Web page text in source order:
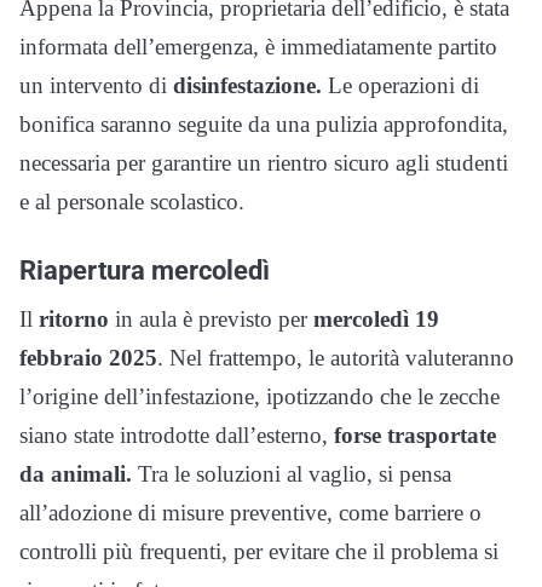
Appena la Provincia, proprietaria dell’edificio, è stata
informata dell’emergenza, è immediatamente partito
un intervento di disinfestazione. Le operazioni di
bonifica saranno seguite da una pulizia approfondita,
necessaria per garantire un rientro sicuro agli studenti
e al personale scolastico.
Riapertura mercoledì
Il ritorno in aula è previsto permercoledì 19
febbraio 2025. Nel frattempo, le autorità valuteranno
l’origine dell’infestazione, ipotizzando che le zecche
siano state introdotte dall’esterno, forse trasportate
da animali. Tra le soluzioni al vaglio, si pensa
all’adozione di misure preventive, come barriere o
controlli più frequenti, per evitare che il problema si